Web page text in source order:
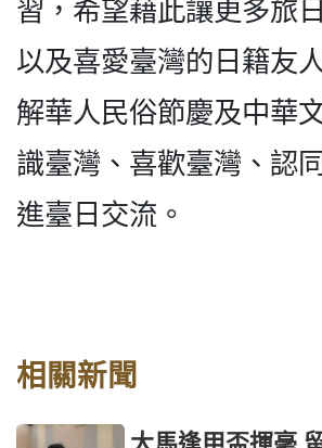
習，希望藉此讓更多旅
以及喜愛臺灣的日籍友
解華人民俗節慶及中華
識臺灣、喜歡臺灣、認
進臺日交流。
相關新聞